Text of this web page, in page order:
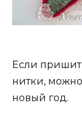
Если
нитки,
новый год.